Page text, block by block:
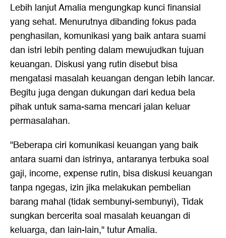
Lebih lanjut Amalia mengungkap kunci finansial
yang sehat. Menurutnya dibanding fokus pada
penghasilan, komunikasi yang baik antara suami
dan istri lebih penting dalam mewujudkan tujuan
keuangan. Diskusi yang rutin disebut bisa
mengatasi masalah keuangan dengan lebih lancar.
Begitu juga dengan dukungan dari kedua bela
pihak untuk sama-sama mencari jalan keluar
permasalahan.
"Beberapa ciri komunikasi keuangan yang baik
antara suami dan istrinya, antaranya terbuka soal
gaji, income, expense rutin, bisa diskusi keuangan
tanpa ngegas, izin jika melakukan pembelian
barang mahal (tidak sembunyi-sembunyi), Tidak
sungkan bercerita soal masalah keuangan di
keluarga, dan lain-lain," tutur Amalia.